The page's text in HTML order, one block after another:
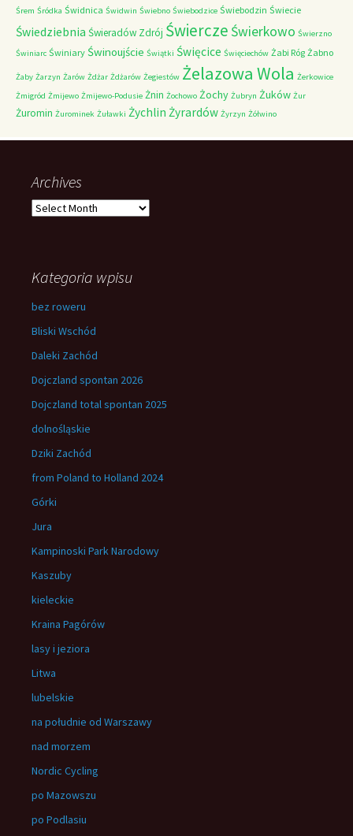
Śrem Śródka Świdnica Świdwin Świebno Świebodzice Świebodzin Świecie
Świedziebnia Świeradów Zdrój Świercze Świerkowo Świerzno
Świniarc Świniary Świnoujście Świątki Święcice Święciechów Żabi Róg Żabno
Żaby Żarzyn Żarów Żdżar Żdżarów Żegiestów Żelazowa Wola Żerkowice
Żmigród Żmijewo Żmijewo-Podusie Żnin Żochowo Żochy Żubryn Żuków Żur
Żuromin Żurominek Żuławki Żychlin Żyrardów Żyrzyn Żółwino
Archives
Archives
Kategoria wpisu
bez roweru
Bliski Wschód
Daleki Zachód
Dojczland spontan 2026
Dojczland total spontan 2025
dolnośląskie
Dziki Zachód
from Poland to Holland 2024
Górki
Jura
Kampinoski Park Narodowy
Kaszuby
kieleckie
Kraina Pagórów
lasy i jeziora
Litwa
lubelskie
na południe od Warszawy
nad morzem
Nordic Cycling
po Mazowszu
po Podlasiu